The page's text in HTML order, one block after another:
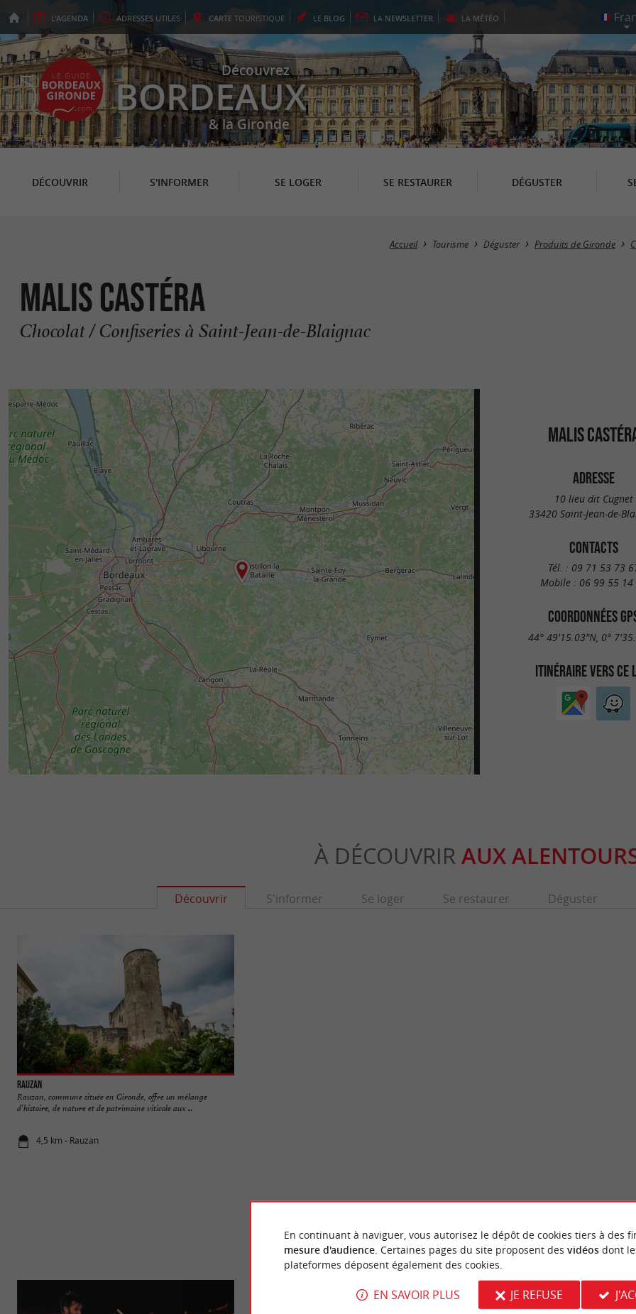
L'AGENDA ADRESSES UTILES CARTE TOURISTIQUE LE BLOG LA NEWSLETTER LA MÉTÉO
Découvrez
BORDEAUX
& la Gironde
DÉCOUVRIR S'INFORMER SE LOGER SE RESTAURER DÉGUSTER
Accueil Tourisme Déguster Produits de Gironde
MALIS CASTÉRA
Chocolat / Confiseries à Saint-Jean-de-Blaignac
MALIS
ADRESSE
10 lieu dit Cugnet
33420 Saint-Jean-de-
CONTACTS
Tél. : 09 71 53 73
Mobile : 06 99 55 14
COORDONNÉES
44° 49'15.03"N, 0°
ITINÉRAIRE VERS CE
À DÉCOUVRIR AUX
Découvrir S'informer Se loger Se restaurer Déguster
Rauzan
Rauzan, commune située en Gironde, offre un mélange
d’histoire, de nature et de patrimoine viticole aux ...
4,5 km - Rauzan
NOUS AVONS TESTÉPOUR
En continuant à naviguer, vous autorisez le dépôt de cookies tiers à des
mesure d'audience. Certaines pages du site proposent des vidéosdont
plateformes déposent également des cookies.
EN SAVOIR PLUS JE REFUSE